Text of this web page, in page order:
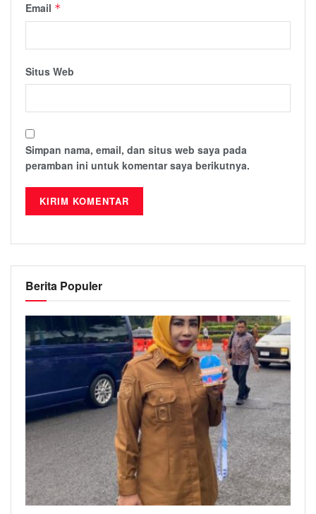
Email *
Situs Web
Simpan nama, email, dan situs web saya pada
peramban ini untuk komentar saya berikutnya.
Berita Populer